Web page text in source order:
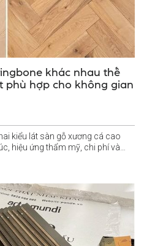
khác nhau thế
phù hợp cho không gian
kiểu lát sàn gỗ xương cá cao
hiệu ứng thẩm mỹ, chi phí và